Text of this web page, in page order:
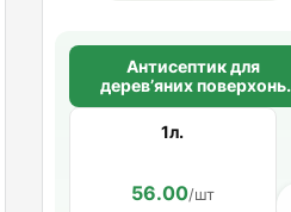
486.60
Антисептик для
дерев’яних поверхонь
Farbex
1л.
56.00/шт